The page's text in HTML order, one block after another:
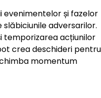
evenimentelor și fazelor
adversarilor.
temporizarea acțiunilor
crea deschideri pentru
momentum